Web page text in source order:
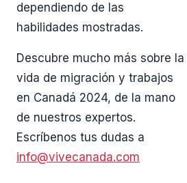
dependiendo de las
habilidades mostradas.
Descubre mucho más sobre la
vida de migración y trabajos
en Canadá 2024, de la mano
de nuestros expertos.
Escríbenos tus dudas a
info@vivecanada.com